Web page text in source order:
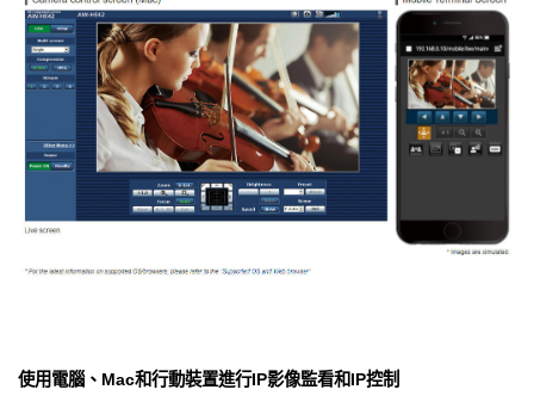
使用電腦、Mac和行動裝置進行IP影像監看和IP控制